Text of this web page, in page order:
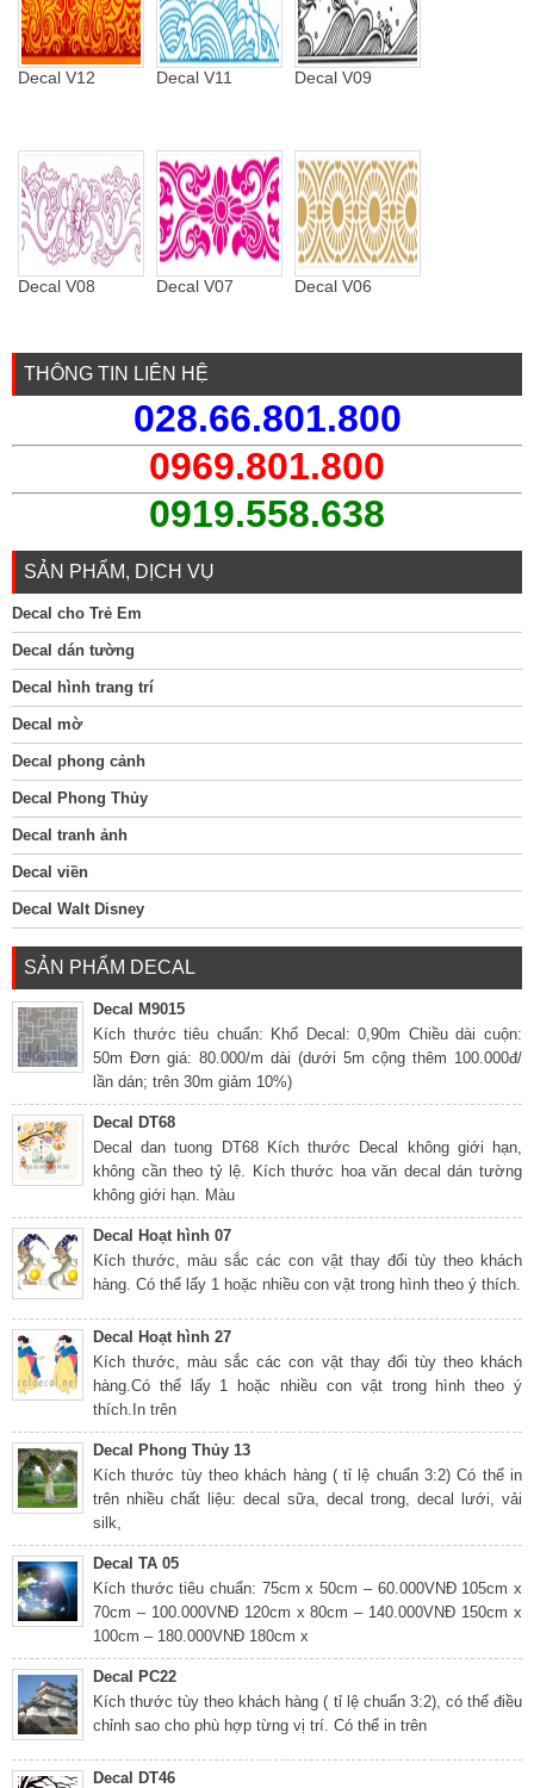
Decal V12 Decal V11 Decal V09
Decal V08 Decal V07 Decal V06
THÔNG TIN LIÊN HỆ
028.66.801.800
0969.801.800
0919.558.638
SẢN PHẨM, DỊCH VỤ
Decal cho Trẻ Em
Decal dán tường
Decal hình trang trí
Decal mờ
Decal phong cảnh
Decal Phong Thủy
Decal tranh ảnh
Decal viền
Decal Walt Disney
SẢN PHẨM DECAL
Decal M9015
Kích thước tiêu chuẩn: Khổ Decal: 0,90m Chiều dài cuộn:
50m Đơn giá: 80.000/m dài (dưới 5m cộng thêm 100.000đ/
lần dán; trên 30m giảm 10%)
Decal DT68
Decal dan tuong DT68 Kích thước Decal không giới hạn,
không cần theo tỷ lệ. Kích thước hoa văn decal dán tường
không giới hạn. Màu
Decal Hoạt hình 07
Kích thước, màu sắc các con vật thay đổi tùy theo khách
hàng. Có thể lấy 1 hoặc nhiều con vật trong hình theo ý thích.
Decal Hoạt hình 27
Kích thước, màu sắc các con vật thay đổi tùy theo khách
hàng.Có thể lấy 1 hoặc nhiều con vật trong hình theo ý
thích.In trên
Decal Phong Thủy 13
Kích thước tùy theo khách hàng ( tỉ lệ chuẩn 3:2) Có thể in
trên nhiều chất liệu: decal sữa, decal trong, decal lưới, vải
silk,
Decal TA 05
Kích thước tiêu chuẩn: 75cm x 50cm – 60.000VNĐ 105cm x
70cm – 100.000VNĐ 120cm x 80cm – 140.000VNĐ 150cm x
100cm – 180.000VNĐ 180cm x
Decal PC22
Kích thước tùy theo khách hàng ( tỉ lệ chuẩn 3:2), có thể điều
chỉnh sao cho phù hợp từng vị trí. Có thể in trên
Decal DT46